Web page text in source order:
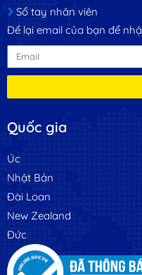
Sổ tay nhân viên
Để lại email của bạn để
Quốc gia
Úc
Nhật Bản
Đài Loan
New Zealand
Đức